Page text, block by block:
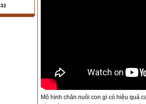
Mô hình chăn nuôi con gì có hiệu quả